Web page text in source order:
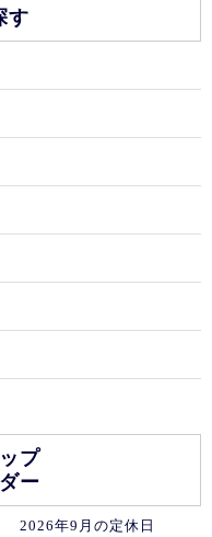
す
プ
ー
2026年9月の定休日